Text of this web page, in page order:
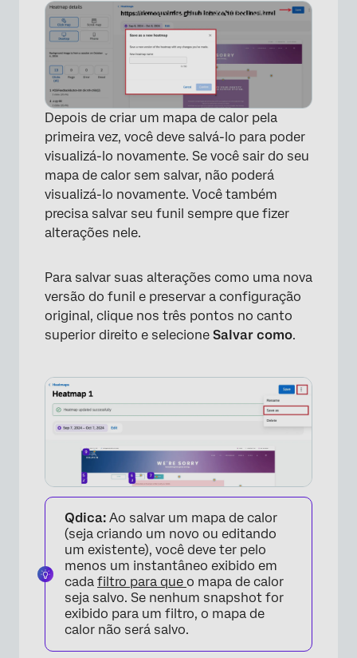
×
Depois de criar um mapa de calor pela
primeira vez, você deve salvá-lo para poder
visualizá-lo novamente. Se você sair do seu
mapa de calor sem salvar, não poderá
visualizá-lo novamente. Você também
precisa salvar seu funil sempre que fizer
alterações nele.
Para salvar suas alterações como uma nova
versão do funil e preservar a configuração
original, clique nos três pontos no canto
superior direito e selecione Salvar como.
Qdica: Ao salvar um mapa de calor
(seja criando um novo ou editando
um existente), você deve ter pelo
menos um instantâneo exibido em
cada filtro para que o mapa de calor
seja salvo. Se nenhum snapshot for
exibido para um filtro, o mapa de
calor não será salvo.